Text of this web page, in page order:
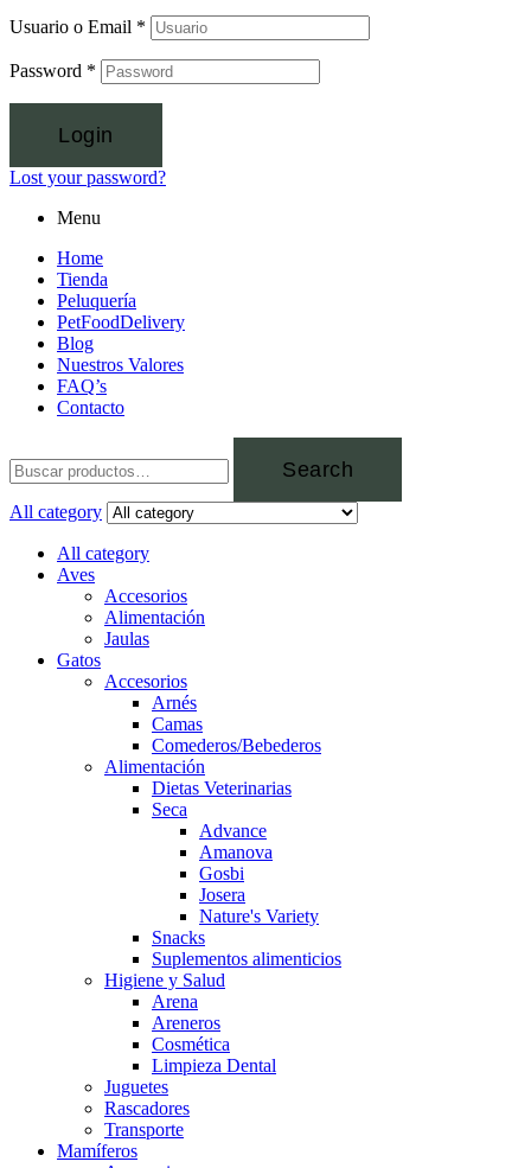
Usuario o Email *
Password *
Login
Lost your password?
Menu
Home
Tienda
Peluquería
PetFoodDelivery
Blog
Nuestros Valores
FAQ’s
Contacto
Search
All category
All category
Aves
Accesorios
Alimentación
Jaulas
Gatos
Accesorios
Arnés
Camas
Comederos/Bebederos
Alimentación
Dietas Veterinarias
Seca
Advance
Amanova
Gosbi
Josera
Nature's Variety
Snacks
Suplementos alimenticios
Higiene y Salud
Arena
Areneros
Cosmética
Limpieza Dental
Juguetes
Rascadores
Transporte
Mamíferos